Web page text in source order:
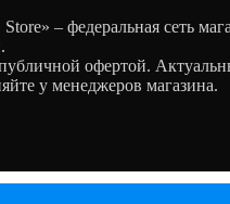
– федеральная сеть
офертой.
у менеджеров магазина.